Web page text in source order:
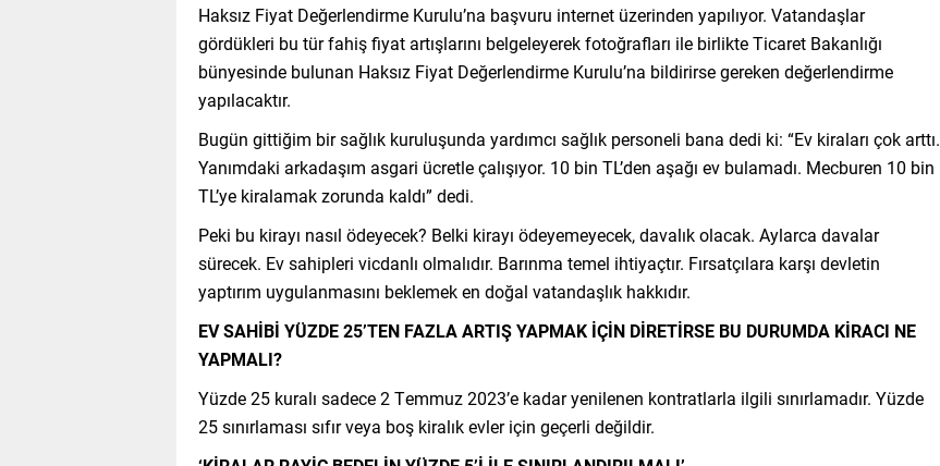
Haksız Fiyat Değerlendirme Kurulu’na başvuru internet üzerinden yapılıyor. Vatandaşlar
gördükleri bu tür fahiş fiyat artışlarını belgeleyerek fotoğrafları ile birlikte Ticaret Bakanlığı
bünyesinde bulunan Haksız Fiyat Değerlendirme Kurulu’na bildirirse gereken değerlendirme
yapılacaktır.
Bugün gittiğim bir sağlık kuruluşunda yardımcı sağlık personeli bana dedi ki: “Ev kiraları çok arttı.
Yanımdaki arkadaşım asgari ücretle çalışıyor. 10 bin TL’den aşağı ev bulamadı. Mecburen 10 bin
TL’ye kiralamak zorunda kaldı” dedi.
Peki bu kirayı nasıl ödeyecek? Belki kirayı ödeyemeyecek, davalık olacak. Aylarca davalar
sürecek. Ev sahipleri vicdanlı olmalıdır. Barınma temel ihtiyaçtır. Fırsatçılara karşı devletin
yaptırım uygulanmasını beklemek en doğal vatandaşlık hakkıdır.
EV SAHİBİ YÜZDE 25’TEN FAZLA ARTIŞ YAPMAK İÇİN DİRETİRSE BU DURUMDA KİRACI NE
YAPMALI?
Yüzde 25 kuralı sadece 2 Temmuz 2023’e kadar yenilenen kontratlarla ilgili sınırlamadır. Yüzde
25 sınırlaması sıfır veya boş kiralık evler için geçerli değildir.